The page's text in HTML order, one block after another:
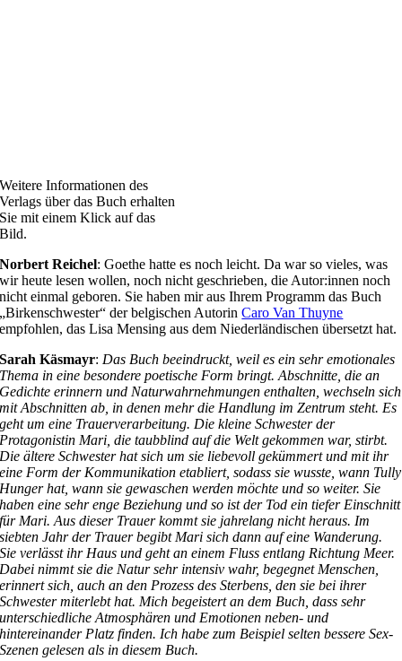
Weitere Informationen des
Verlags über das Buch erhalten
Sie mit einem Klick auf das
Bild.
Norbert Reichel: Goethe hatte es noch leicht. Da war so vieles, was
wir heute lesen wollen, noch nicht geschrieben, die Autor:innen noch
nicht einmal geboren. Sie haben mir aus Ihrem Programm das Buch
„Birkenschwester“ der belgischen AutorinCaro Van Thuyne
empfohlen, das Lisa Mensing aus dem Niederländischen übersetzt hat.
Sarah Käsmayr: Das Buch beeindruckt, weil es ein sehr emotionales
Thema in eine besondere poetische Form bringt. Abschnitte, die an
Gedichte erinnern und Naturwahrnehmungen enthalten, wechseln sich
mit Abschnitten ab, in denen mehr die Handlung im Zentrum steht. Es
geht um eine Trauerverarbeitung. Die kleine Schwester der
Protagonistin Mari, die taubblind auf die Welt gekommen war, stirbt.
Die ältere Schwester hat sich um sie liebevoll gekümmert und mit ihr
eine Form der Kommunikation etabliert, sodass sie wusste, wann Tully
Hunger hat, wann sie gewaschen werden möchte und so weiter. Sie
haben eine sehr enge Beziehung und so ist der Tod ein tiefer Einschnitt
für Mari. Aus dieser Trauer kommt sie jahrelang nicht heraus. Im
siebten Jahr der Trauer begibt Mari sich dann auf eine Wanderung.
Sie verlässt ihr Haus und geht an einem Fluss entlang Richtung Meer.
Dabei nimmt sie die Natur sehr intensiv wahr, begegnet Menschen,
erinnert sich, auch an den Prozess des Sterbens, den sie bei ihrer
Schwester miterlebt hat. Mich begeistert an dem Buch, dass sehr
unterschiedliche Atmosphären und Emotionen neben- und
hintereinander Platz finden. Ich habe zum Beispiel selten bessere Sex-
Szenen gelesen als in diesem Buch.